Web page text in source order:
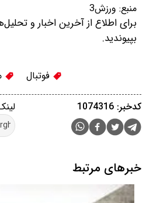
منبع: ورزش3
برای اطلاع از آخرین اخبار و
بپیوندید.
فوتبال
کدخبر: 1074316
خبرهای مرتبط